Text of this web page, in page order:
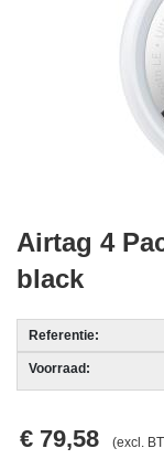
Tapes
Ergonomie
-
accessoires
Monitorarmen
Airtag 4
black
Referentie:
Voorraad:
€ 79,58
(excl.